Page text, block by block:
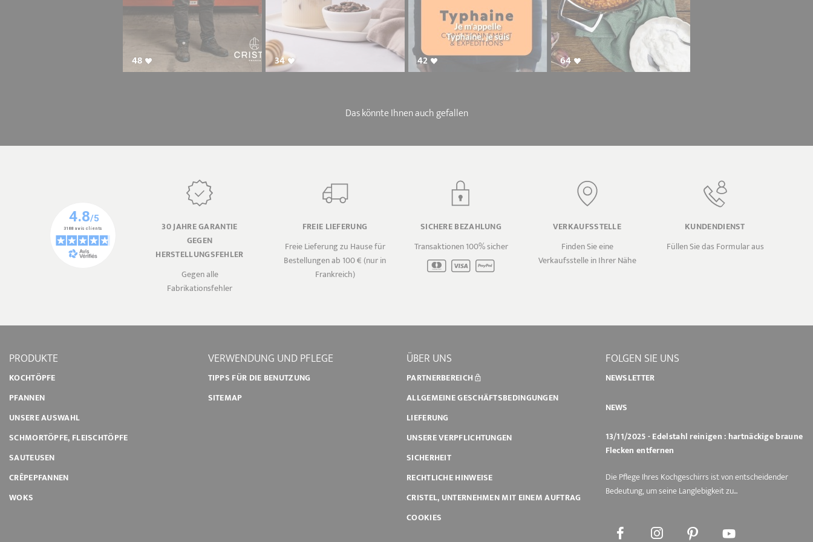
48 34 42 64
Das könnte Ihnen auch gefallen
30 JAHRE GARANTIE
GEGEN
HERSTELLUNGSFEHLER
Gegen alle
Fabrikationsfehler
FREIE LIEFERUNG
Freie Lieferung zu Hause für
Bestellungen ab 100 € (nur in
Frankreich)
SICHERE BEZAHLUNG
Transaktionen 100% sicher
VERKAUFSSTELLE
Finden Sie eine
Verkaufsstelle in Ihrer Nähe
KUNDENDIENST
Füllen Sie das Formular aus
PRODUKTE
KOCHTÖPFE
PFANNEN
UNSERE AUSWAHL
SCHMORTÖPFE, FLEISCHTÖPFE
SAUTEUSEN
CRÊPEPFANNEN
WOKS
VERWENDUNG UND PFLEGE
TIPPS FÜR DIE BENUTZUNG
SITEMAP
ÜBER UNS
PARTNERBEREICH
ALLGEMEINE GESCHÄFTSBEDINGUNGEN
LIEFERUNG
UNSERE VERPFLICHTUNGEN
SICHERHEIT
RECHTLICHE HINWEISE
CRISTEL, UNTERNEHMEN MIT EINEM AUFTRAG
COOKIES
FOLGEN SIE UNS
NEWSLETTER
NEWS
13/11/2025 - Edelstahl reinigen : hartnäckige braune
Flecken entfernen
Die Pflege Ihres Kochgeschirrs ist von entscheidender
Bedeutung, um seine Langlebigkeit zu...